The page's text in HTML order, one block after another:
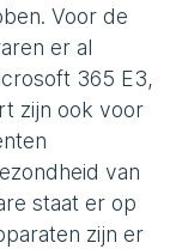
Voor de
er al
365 E3,
zijn ook voor
van
staat er op
zijn er